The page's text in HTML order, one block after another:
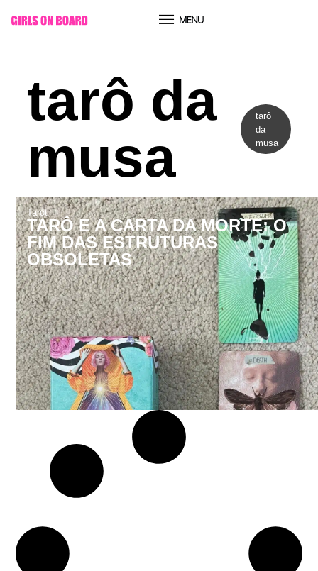
conteúdo
tarô da
musa
tarô
da
musa
Tarot
TARÔ E A CARTA DA MORTE: O
FIM DAS ESTRUTURAS
OBSOLETAS